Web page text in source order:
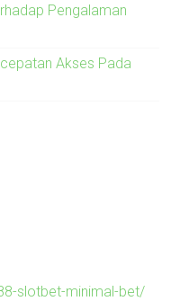
Pengalaman
Akses Pada
slotbet-minimal-bet/